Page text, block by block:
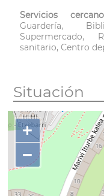
Servicios
Guardería,
Supermercado,
sanitario, Centro
Situación
+
−